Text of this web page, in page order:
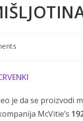
je da se proizvodi
McVitie’s